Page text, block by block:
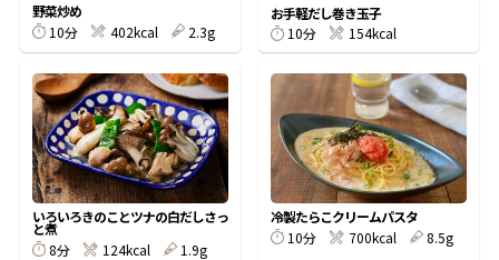
楽チン屋® ストレートつゆ
だし巻き卵特集
かつおだしが決め手！簡単茶碗蒸し
野菜炒め
10分
402kcal 2.3g
お手軽だし巻き玉子
10分
154kcal
いろいろきのことツナの白だしさっ
と煮
8分
124kcal 1.9g
冷製たらこクリームパスタ
10分
700kcal 8.5g